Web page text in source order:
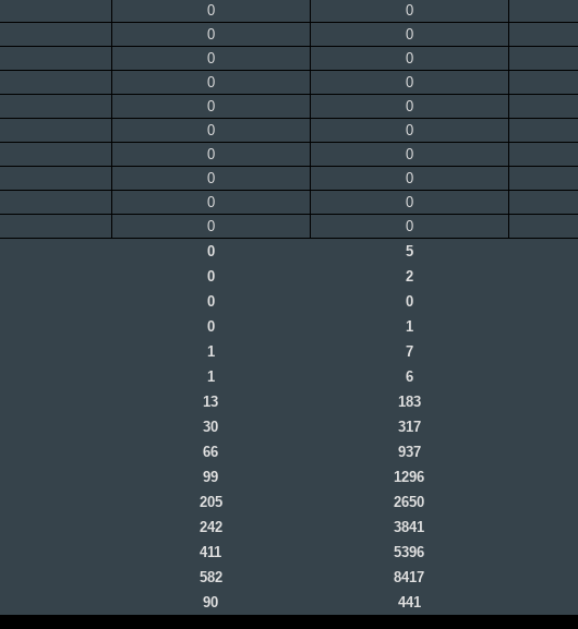
0 0
0 0
0 0
0 0
0 0
0 0
0 0
0 0
0 0
0 0
0 5
0 2
0 0
0 1
1 7
1 6
13 183
30 317
66 937
99 1296
205 2650
242 3841
411 5396
582 8417
90 441